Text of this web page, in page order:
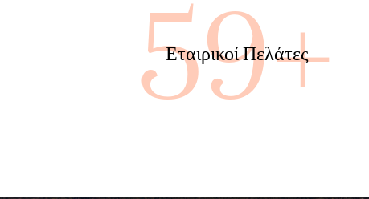
100+
Εταιρικοί Πελάτες